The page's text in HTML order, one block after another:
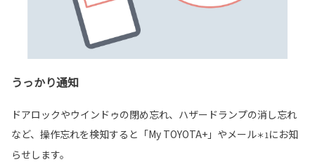
うっかり通知
ドアロックやウインドゥの閉め忘れ、ハザードランプの消し忘れ
など、操作忘れを検知すると「My TOYOTA+」やメール＊1 にお知
らせします。